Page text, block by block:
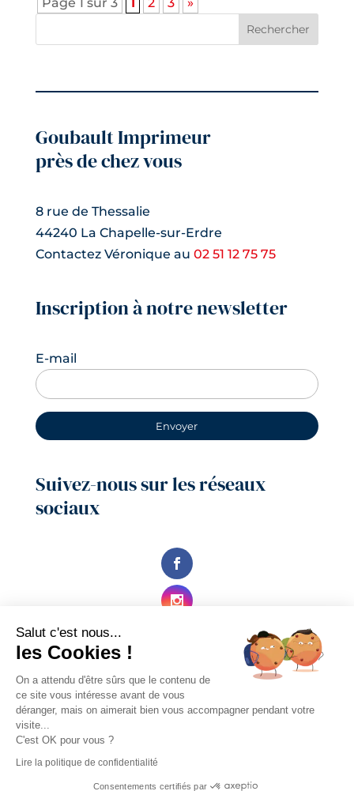
Rechercher
Goubault Imprimeur
près de chez vous
8 rue de Thessalie
44240 La Chapelle-sur-Erdre
Contactez Véronique au 02 51 12 75 75
Inscription à notre newsletter
E-mail
Suivez-nous sur les réseaux
sociaux
© Goubault Imprimeur - 2021 - Mentions légales
Salut c'est nous...
les Cookies !
On a attendu d'être sûrs que le contenu de
ce site vous intéresse avant de vous
déranger, mais on aimerait bien vous accompagner pendant votre
visite...
C'est OK pour vous ?
Lire la politique de confidentialité
Consentements certifiés par